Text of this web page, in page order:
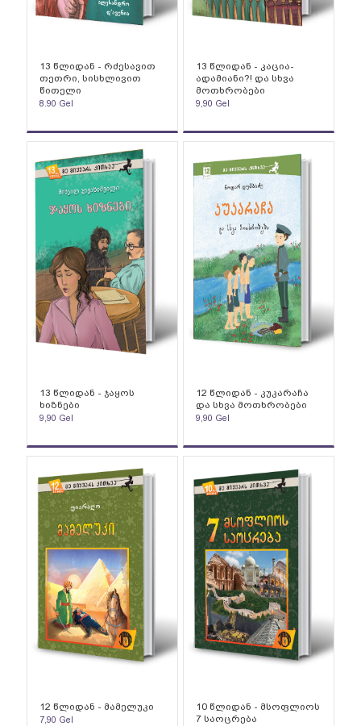
13 წლიდან - რძესავით
თეთრი, სისხლივით
წითელი
8.90 Gel
13 წლიდან - კაცია-
ადამიანი?! და სხვა
მოთხრობები
9,90 Gel
13 წლიდან - ჯაყოს
ხიზნები
9,90 Gel
12 წლიდან - კუკარაჩა
და სხვა მოთხრობები
9,90 Gel
12 წლიდან - მამელუკი
7,90 Gel
10 წლიდან - მსოფლიოს
7 საოცრება